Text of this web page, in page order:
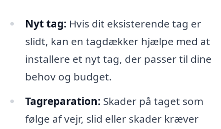
Nyt tag: Hvis dit eksisterende tag er
slidt, kan en tagdækker hjælpe med at
installere et nyt tag, der passer til dine
behov og budget.
Tagreparation: Skader på taget som
følge af vejr, slid eller skader kræver